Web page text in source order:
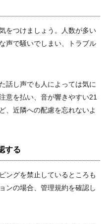
をつけましょう。人数が多い
声で騒いでしまい、トラブル
話し声でも人によっては気に
意を払い、音が響きやすい21
、近隣への配慮を忘れないよ
する
ングを禁止しているところも
ンの場合、管理規約を確認し